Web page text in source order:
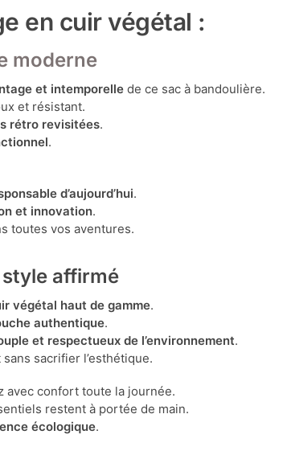
en cuir végétal :
moderne
et intemporelle de ce sac à bandoulière.
et résistant.
rétro revisitées.
.
d’aujourd’hui.
et innovation.
toutes vos aventures.
affirmé
végétal haut de gamme.
authentique.
et respectueux de l’environnement.
sacrifier l’esthétique.
avec confort toute la journée.
restent à portée de main.
écologique.